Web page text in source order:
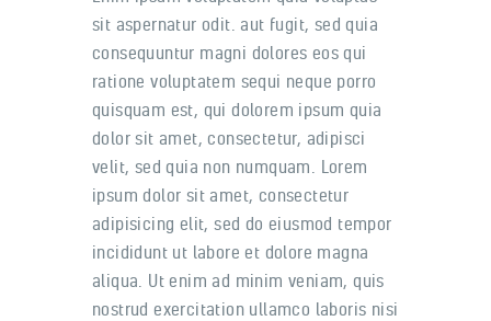
sit aspernatur odit. aut fugit, sed quia
consequuntur magni dolores eos qui
ratione voluptatem sequi neque porro
quisquam est, qui dolorem ipsum quia
dolor sit amet, consectetur, adipisci
velit, sed quia non numquam. Lorem
ipsum dolor sit amet, consectetur
adipisicing elit, sed do eiusmod tempor
incididunt ut labore et dolore magna
aliqua. Ut enim ad minim veniam, quis
nostrud exercitation ullamco laboris nisi